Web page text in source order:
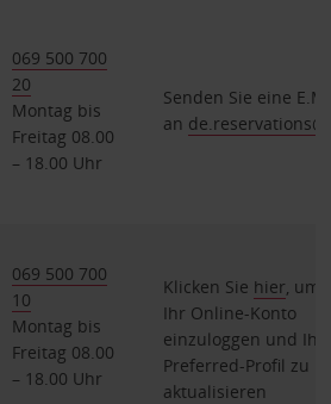
069 500 700
20
Montag bis
Freitag 08.00
– 18.00 Uhr
Senden Sie eine
an
069 500 700
10
Montag bis
Freitag 08.00
– 18.00 Uhr
Klicken Sie hier , um
Ihr Online-Konto
einzuloggen und Ihr
Preferred-Profil zu
aktualisieren